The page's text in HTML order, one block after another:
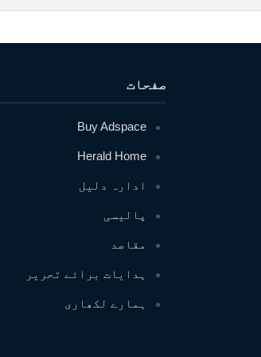
صفحات
Buy Adspace
Herald Home
ادارہ دلیل
پالیسی
مقاصد
ہدایات برائے تحریر
ہمارے لکھاری